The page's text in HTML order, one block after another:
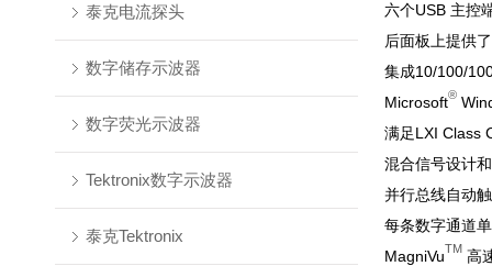
泰克电流探头
数字储存示波器
数字荧光示波器
Tektronix数字示波器
泰克Tektronix
六个USB 主控
后面板上提供
集成10/100/
Microsoft®
满足LXI Class
混合信号设计
并行总线自动
每条数字通道
MagniVuTM 高